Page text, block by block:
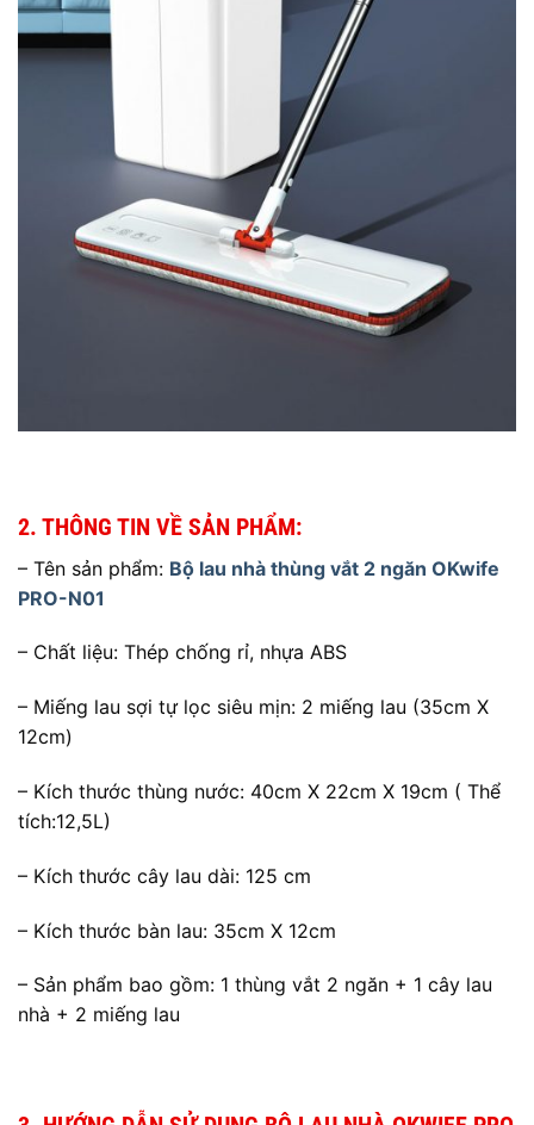
2. THÔNG TIN VỀ SẢN PHẨM:
– Tên sản phẩm: Bộ lau nhà thùng vắt 2 ngăn OKwife
PRO-N01
– Chất liệu: Thép chống rỉ, nhựa ABS
– Miếng lau sợi tự lọc siêu mịn: 2 miếng lau (35cm X
12cm)
– Kích thước thùng nước: 40cm X 22cm X 19cm ( Thể
tích:12,5L)
– Kích thước cây lau dài: 125 cm
– Kích thước bàn lau: 35cm X 12cm
– Sản phẩm bao gồm: 1 thùng vắt 2 ngăn + 1 cây lau
nhà + 2 miếng lau